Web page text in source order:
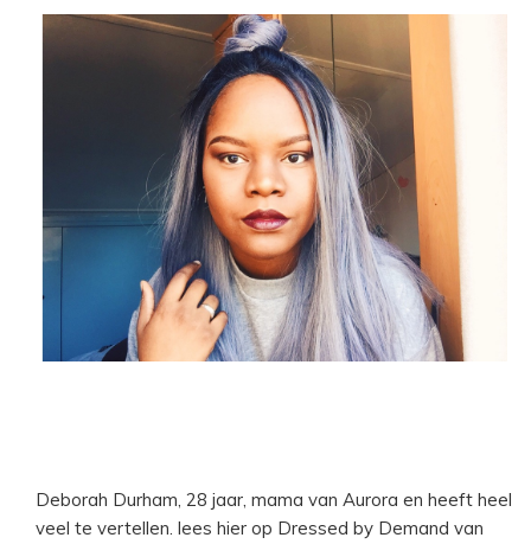
Deborah Durham, 28 jaar, mama van Aurora en heeft heel
veel te vertellen. lees hier op Dressed by Demand van